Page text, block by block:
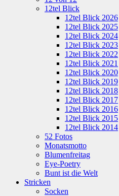
12tel Blick
12tel Blick 2026
12tel Blick 2025
12tel Blick 2024
12tel Blick 2023
12tel Blick 2022
12tel Blick 2021
12tel Blick 2020
12tel Blick 2019
12tel Blick 2018
12tel Blick 2017
12tel Blick 2016
12tel Blick 2015
12tel Blick 2014
52 Fotos
Monatsmotto
Blumenfreitag
Eye-Poetry
Bunt ist die Welt
Stricken
Socken